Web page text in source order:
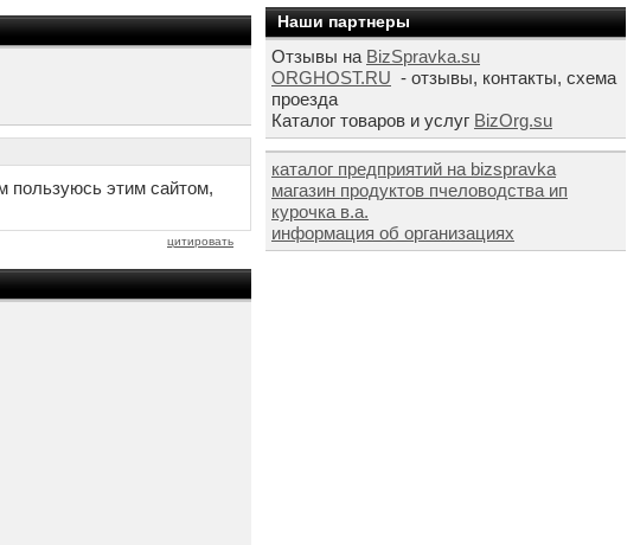
пользуюсь этим сайтом,
цитировать
Наши партнеры
Отзывы на BizSpravka.su
ORGHOST.RU - отзывы, контакты, схема
проезда
Каталог товаров и услуг BizOrg.su
каталог предприятий на bizspravka
магазин продуктов пчеловодства ип
курочка в.а.
информация об организациях